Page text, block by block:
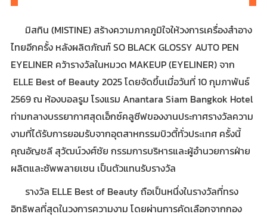
มิสทิน (MISTINE) สร้างความภาคภูมิใจให้วงการเครื่องสำอาง
ไทยอีกครั้ง หลังผลิตภัณฑ์ SO BLACK GLOSSY AUTO PEN
EYELINER คว้ารางวัลในหมวด MAKEUP (EYELINER) จาก
ELLE Best of Beauty 2025 โดยจัดขึ้นเมื่อวันที่ 10 กุมภาพันธ์
2569 ณ ห้องบอลรูม โรงแรม Anantara Siam Bangkok Hotel
ท่ามกลางบรรยากาศสุดเอ็กซ์คลูซีฟของงานประกาศรางวัลความ
งามที่ได้รับการยอมรับจากอุตสาหกรรมบิวตี้ทั่วประเทศ ครั้งนี้
คุณอัญชลี สุวัฒน์วงศ์ชัย กรรมการบริหารและผู้อำนวยการฝ่าย
ผลิตและซัพพลายเชน เป็นตัวแทนรับรางวัล
รางวัล ELLE Best of Beauty ถือเป็นหนึ่งในรางวัลที่ทรง
อิทธิพลที่สุดในวงการความงาม โดยผ่านการคัดเลือกจากกอง